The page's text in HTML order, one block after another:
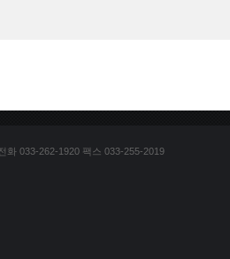
화 033-262-1920 팩스 033-255-2019